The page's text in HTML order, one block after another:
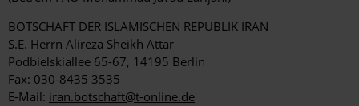
BOTSCHAFT DER ISLAMISCHEN REPUBLIK IRAN
S.E. Herrn Alireza Sheikh Attar
Podbielskiallee 65-67, 14195 Berlin
Fax: 030-8435 3535
E-Mail: iran.botschaft@t-online.de